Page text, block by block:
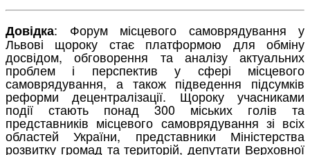
Довідка: Форум місцевого самоврядування у
Львові щороку стає платформою для обміну
досвідом, обговорення та аналізу актуальних
проблем і перспектив у сфері місцевого
самоврядування, а також підведення підсумків
реформи децентралізації. Щороку учасниками
події стають понад 300 міських голів та
представників місцевого самоврядування зі всіх
областей України, представники Міністерства
розвитку громад та територій, депутати Верховної